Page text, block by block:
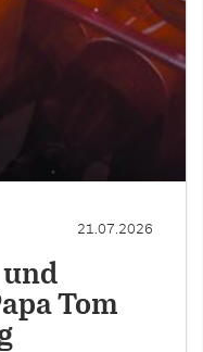
21.07.2026
und
Tom